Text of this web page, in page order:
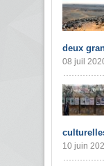
deux
08 juil
10 juin